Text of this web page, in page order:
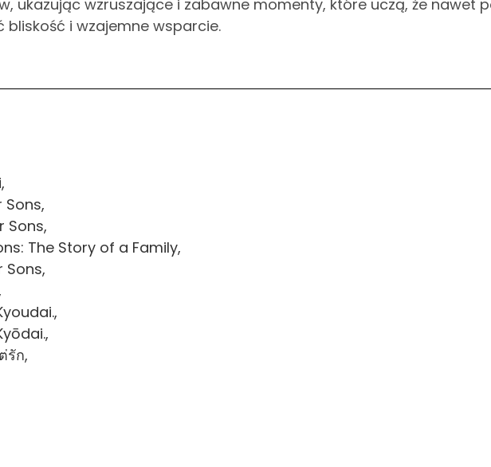
ukazując wzruszające i zabawne momenty, które uczą, że nawet
i wzajemne wsparcie.
Sons,
Sons,
The Story of a Family,
Sons,
รัก,